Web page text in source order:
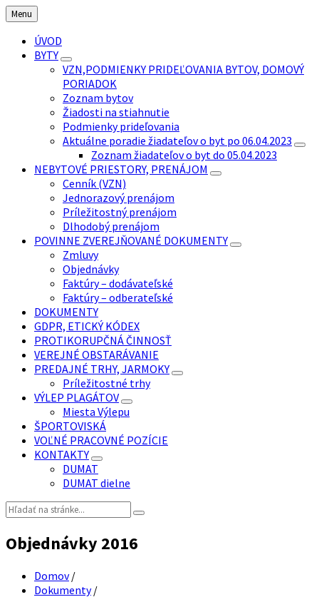
Preskočiť
na
obsah
Preskočiť
na
ľavý
panel
Preskočiť
na
pätičku
Menu
ÚVOD
BYTY
VZN,PODMIENKY PRIDEĽOVANIA BYTOV, DOMOVÝ
PORIADOK
Zoznam bytov
Žiadosti na stiahnutie
Podmienky prideľovania
Aktuálne poradie žiadateľov o byt po 06.04.2023
Zoznam žiadateľov o byt do 05.04.2023
NEBYTOVÉ PRIESTORY, PRENÁJOM
Cenník (VZN)
Jednorazový prenájom
Príležitostný prenájom
Dlhodobý prenájom
POVINNE ZVEREJŇOVANÉ DOKUMENTY
Zmluvy
Objednávky
Faktúry – dodávateľské
Faktúry – odberateľské
DOKUMENTY
GDPR, ETICKÝ KÓDEX
PROTIKORUPČNÁ ČINNOSŤ
VEREJNÉ OBSTARÁVANIE
PREDAJNÉ TRHY, JARMOKY
Príležitostné trhy
VÝLEP PLAGÁTOV
Miesta Výlepu
ŠPORTOVISKÁ
VOĽNÉ PRACOVNÉ POZÍCIE
KONTAKTY
DUMAT
DUMAT dielne
Vyhľadávanie:
Objednávky 2016
Domov /
Dokumenty /